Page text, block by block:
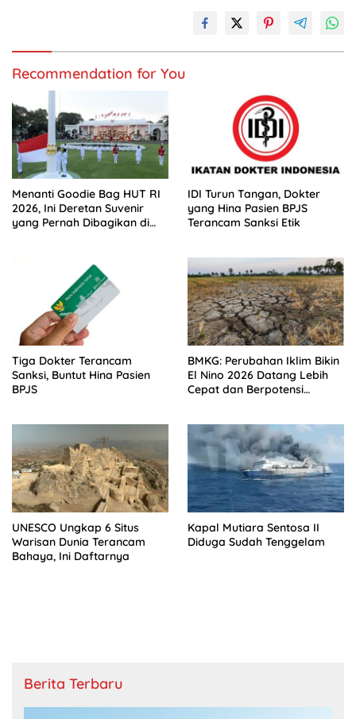
Recommendation for You
Menanti Goodie Bag HUT RI
2026, Ini Deretan Suvenir
yang Pernah Dibagikan di
IDI Turun Tangan, Dokter
yang Hina Pasien BPJS
Terancam Sanksi Etik
Tiga Dokter Terancam
Sanksi, Buntut Hina Pasien
BPJS
BMKG: Perubahan Iklim Bikin
El Nino 2026 Datang Lebih
Cepat dan Berpotensi
UNESCO Ungkap 6 Situs
Warisan Dunia Terancam
Bahaya, Ini Daftarnya
Kapal Mutiara Sentosa II
Diduga Sudah Tenggelam
Berita Terbaru